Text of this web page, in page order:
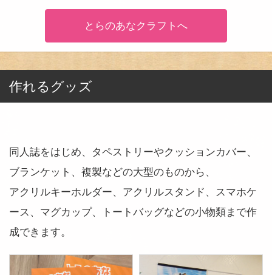
とらのあなクラフトへ
作れるグッズ
同人誌をはじめ、タペストリーやクッションカバー、
ブランケット、複製などの大型のものから、
アクリルキーホルダー、アクリルスタンド、スマホケ
ース、マグカップ、トートバッグなどの小物類まで作
成できます。